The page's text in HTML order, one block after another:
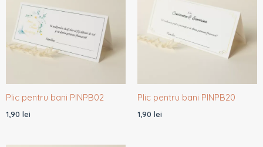
Plic pentru bani PINPB02
1,90 lei
Plic pentru bani PINPB20
1,90 lei